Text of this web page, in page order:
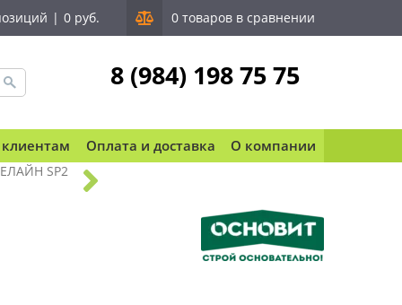
| 0 руб. 0 товаров в сравнении
8 (984) 198 75 75
Оплата и доставка О компании
SP2